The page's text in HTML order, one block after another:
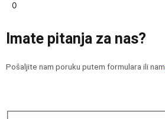
0
Imate pitanja za nas?
Pošaljite nam poruku putem formulara ili nam